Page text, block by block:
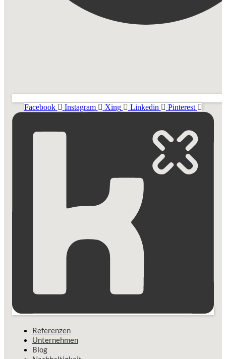
Facebook Instagram Xing Linkedin Pinterest
Referenzen
Unternehmen
Blog